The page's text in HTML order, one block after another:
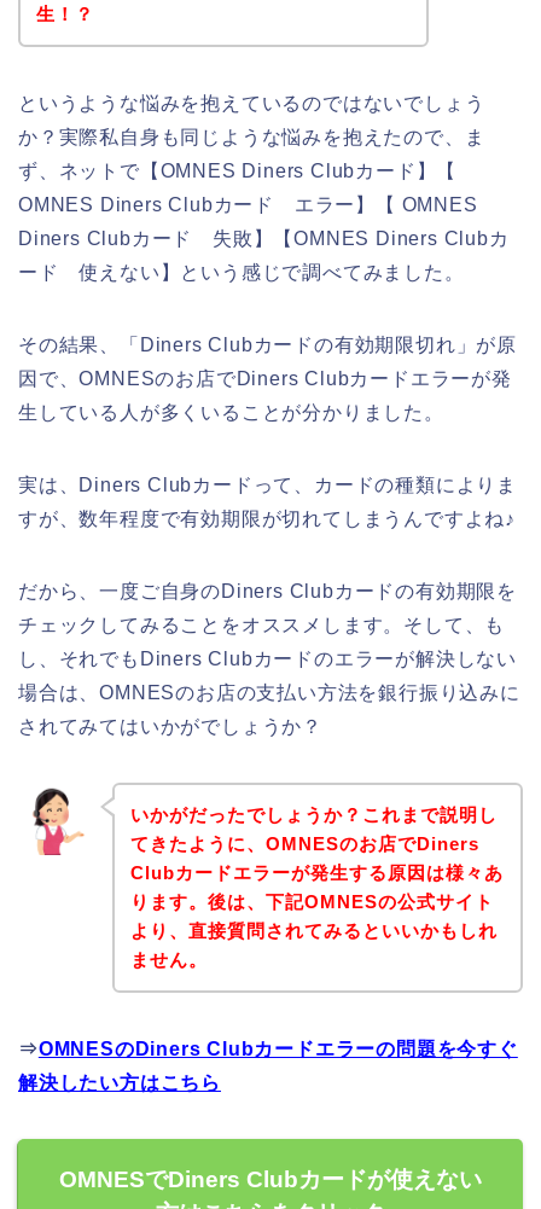
生！？
というような悩みを抱えているのではないでしょう
か？実際私自身も同じような悩みを抱えたので、ま
ず、ネットで【OMNES Diners Clubカード】【
OMNES Diners Clubカード エラー】【 OMNES
Diners Clubカード 失敗】【OMNES Diners Clubカ
ード 使えない】という感じで調べてみました。
その結果、「Diners Clubカードの有効期限切れ」が原
因で、OMNESのお店でDiners Clubカードエラーが発
生している人が多くいることが分かりました。
実は、Diners Clubカードって、カードの種類によりま
すが、数年程度で有効期限が切れてしまうんですよね♪
だから、一度ご自身のDiners Clubカードの有効期限を
チェックしてみることをオススメします。そして、も
し、それでもDiners Clubカードのエラーが解決しない
場合は、OMNESのお店の支払い方法を銀行振り込みに
されてみてはいかがでしょうか？
いかがだったでしょうか？これまで説明し
てきたように、OMNESのお店でDiners
Clubカードエラーが発生する原因は様々あ
ります。後は、下記OMNESの公式サイト
より、直接質問されてみるといいかもしれ
ません。
⇒OMNESのDiners Clubカードエラーの問題を今すぐ
解決したい方はこちら
OMNESでDiners Clubカードが使えない